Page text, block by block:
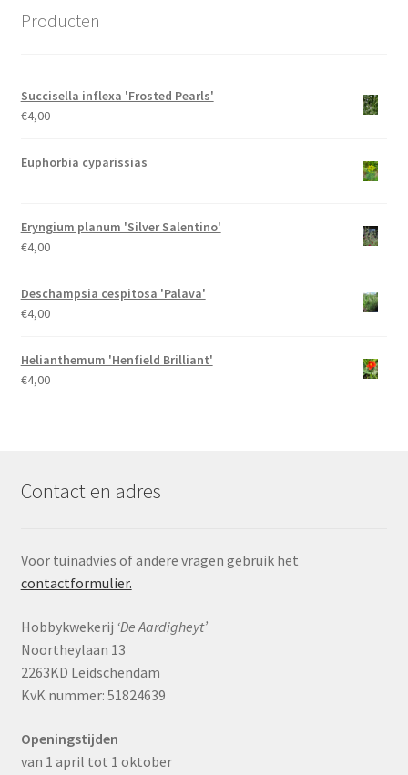
Producten
Succisella inflexa 'Frosted Pearls'
€4,00
Euphorbia cyparissias
Eryngium planum 'Silver Salentino'
€4,00
Deschampsia cespitosa 'Palava'
€4,00
Helianthemum 'Henfield Brilliant'
€4,00
Contact en adres
Voor tuinadvies of andere vragen gebruik het
contactformulier.
Hobbykwekerij ‘De Aardigheyt’
Noortheylaan 13
2263KD Leidschendam
KvK nummer: 51824639
Openingstijden
van 1 april tot 1 oktober